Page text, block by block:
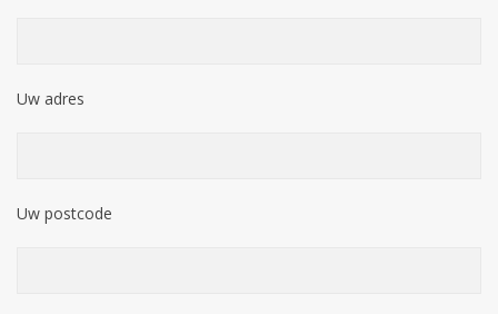
Uw adres
Uw postcode